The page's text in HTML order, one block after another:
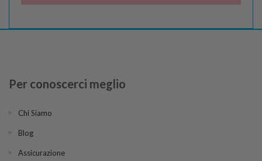
Per conoscerci meglio
Chi Siamo
Blog
Assicurazione